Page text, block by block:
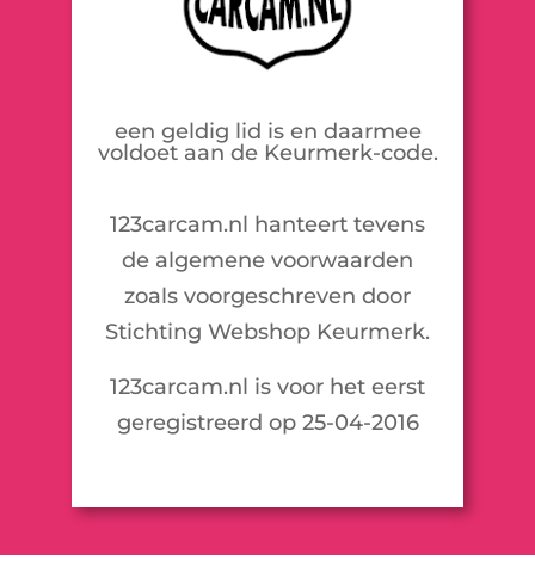
een geldig lid is en daarmee
voldoet aan de Keurmerk-code.
123carcam.nl hanteert tevens
de algemene voorwaarden
zoals voorgeschreven door
Stichting Webshop Keurmerk.
123carcam.nl is voor het eerst
geregistreerd op 25-04-2016